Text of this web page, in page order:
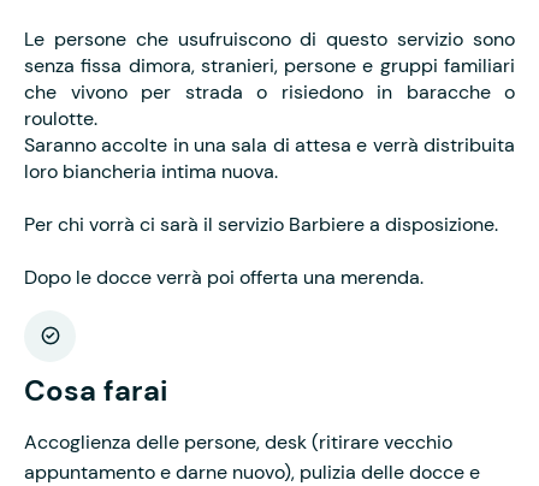
Le persone che usufruiscono di questo servizio sono
senza fissa dimora, stranieri, persone e gruppi familiari
che vivono per strada o risiedono in baracche o
roulotte.
Saranno accolte in una sala di attesa e verrà distribuita
loro biancheria intima nuova.
Per chi vorrà ci sarà il servizio Barbiere a disposizione.
Dopo le docce verrà poi offerta una merenda.
Cosa farai
Accoglienza delle persone, desk (ritirare vecchio
appuntamento e darne nuovo), pulizia delle docce e